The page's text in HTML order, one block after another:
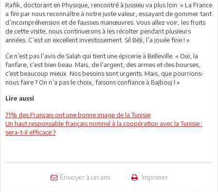
Rafik, doctorant en Physique, rencontré à Jussieu va plus loin. « La France
a fini par nous reconnaître à notre juste valeur, essayant de gommer tant
d’incompréhension et de fausses manœuvres. Vous allez voir, les fruits
de cette visite, nous continuerons à les récolter pendant plusieurs
années. C’est un excellent investissement. Sil Béji, l’a jouée fine ! »
Ce n’est pas l’avis de Salah qui tient une épicerie à Belleville. « Oui, la
fanfare, c’est bien beau. Mais, de l’argent, des armes et des bourses,
c’est beaucoup mieux. Nos besoins sont urgents. Mais, que pourrions-
nous faire ? On n’a pas le choix, faisons confiance à Bajbouj ! »
Lire aussi
71% des Français ont une bonne image de la Tunisie
Un haut responsable français nommé à la coopération avec la Tunisie :
sera-t-il efficace ?
Envoyer à un ami Imprimer